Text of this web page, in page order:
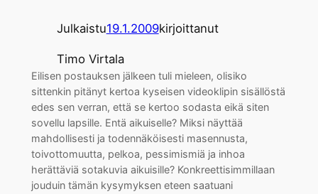
Julkaistu19.1.2009kirjoittanut
Timo Virtala
Eilisen postauksen jälkeen tuli mieleen, olisiko
sittenkin pitänyt kertoa kyseisen videoklipin sisällöstä
edes sen verran, että se kertoo sodasta eikä siten
sovellu lapsille. Entä aikuiselle? Miksi näyttää
mahdollisesti ja todennäköisesti masennusta,
toivottomuutta, pelkoa, pessimismiä ja inhoa
herättäviä sotakuvia aikuisille? Konkreettisimmillaan
jouduin tämän kysymyksen eteen saatuani